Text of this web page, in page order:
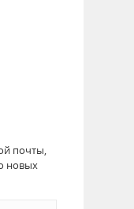
почты,
новых